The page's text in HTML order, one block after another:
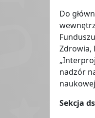
Do
Zdrowia,
nadzór
Sekcja